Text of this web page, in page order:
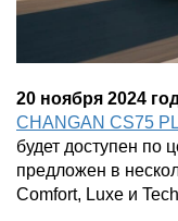
20 ноября 2024
CHANGAN CS75
будет доступен по
предложен в
Comfort, Luxe и